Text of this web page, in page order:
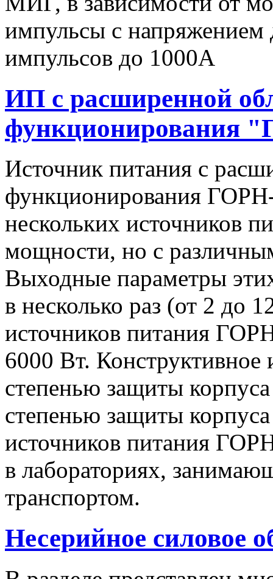
импульсы c
импульсов до 1000А
ИП с расширенной
функционирования
Источник питания с
функционирования
нескольких источников
мощности, но с
Выходные параметры
в несколько раз (от 2 до
источников питания
6000 Вт. Конструктивное
степенью защиты
степенью защиты
источников питания
в лабораториях,
транспортом.
Несерийное силовое